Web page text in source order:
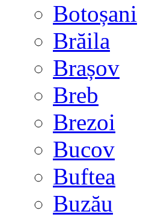
Botoșani
Brăila
Brașov
Breb
Brezoi
Bucov
Buftea
Buzău